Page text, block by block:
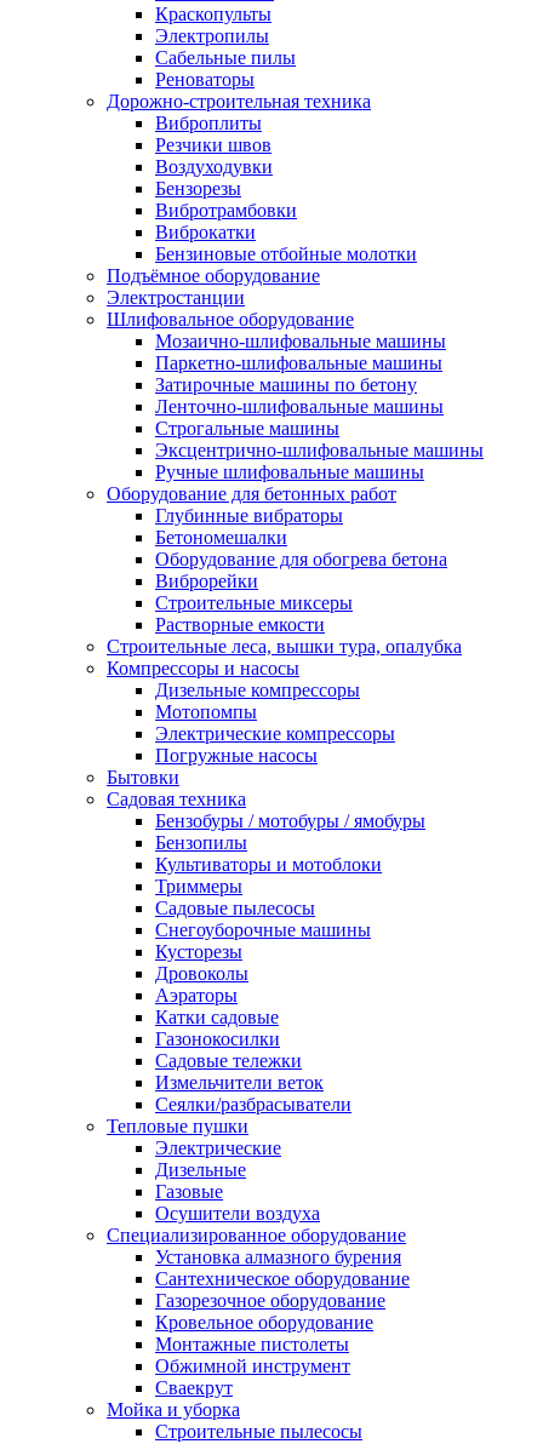
Краскопульты
Электропилы
Сабельные пилы
Реноваторы
Дорожно-строительная техника
Виброплиты
Резчики швов
Воздуходувки
Бензорезы
Вибротрамбовки
Виброкатки
Бензиновые отбойные молотки
Подъёмное оборудование
Электростанции
Шлифовальное оборудование
Мозаично-шлифовальные машины
Паркетно-шлифовальные машины
Затирочные машины по бетону
Ленточно-шлифовальные машины
Строгальные машины
Эксцентрично-шлифовальные машины
Ручные шлифовальные машины
Оборудование для бетонных работ
Глубинные вибраторы
Бетономешалки
Оборудование для обогрева бетона
Виброрейки
Строительные миксеры
Растворные емкости
Строительные леса, вышки тура, опалубка
Компрессоры и насосы
Дизельные компрессоры
Мотопомпы
Электрические компрессоры
Погружные насосы
Бытовки
Садовая техника
Бензобуры / мотобуры / ямобуры
Бензопилы
Культиваторы и мотоблоки
Триммеры
Садовые пылесосы
Снегоуборочные машины
Кусторезы
Дровоколы
Аэраторы
Катки садовые
Газонокосилки
Садовые тележки
Измельчители веток
Сеялки/разбрасыватели
Тепловые пушки
Электрические
Дизельные
Газовые
Осушители воздуха
Специализированное оборудование
Установка алмазного бурения
Сантехническое оборудование
Газорезочное оборудование
Кровельное оборудование
Монтажные пистолеты
Обжимной инструмент
Сваекрут
Мойка и уборка
Строительные пылесосы